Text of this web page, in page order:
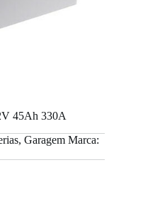
45Ah 330A
, Garagem Marca: